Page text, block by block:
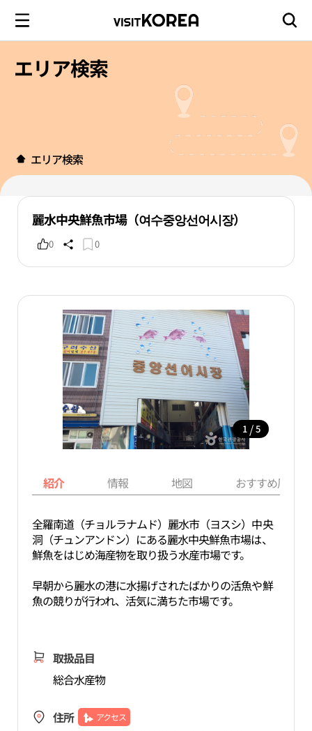
エリア検索
エリア検索
麗水中央鮮魚市場（여수중앙선어시장）
0 0
1 / 5
紹介 情報 地図 おすすめ周辺
全羅南道（チョルラナムド）麗水市（ヨスシ）中央
洞（チュンアンドン）にある麗水中央鮮魚市場は、
鮮魚をはじめ海産物を取り扱う水産市場です。
早朝から麗水の港に水揚げされたばかりの活魚や鮮
魚の競りが行われ、活気に満ちた市場です。
取扱品目
総合水産物
住所 アクセス